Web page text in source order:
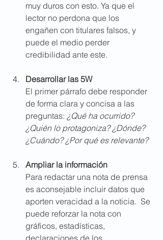
muy duros con esto. Ya que el
lector no perdona que los
engañen con titulares falsos, y
puede el medio perder
credibilidad ante este.
Desarrollar las 5W
El primer párrafo debe responder
de forma clara y concisa a las
preguntas: ¿Qué ha ocurrido?
¿Quién lo protagoniza? ¿Dónde?
¿Cuándo? ¿Por qué es relevante?
Ampliar la información
Para redactar una nota de prensa
es aconsejable incluir datos que
aporten veracidad a la noticia.  Se
puede reforzar la nota con
gráficos, estadísticas,